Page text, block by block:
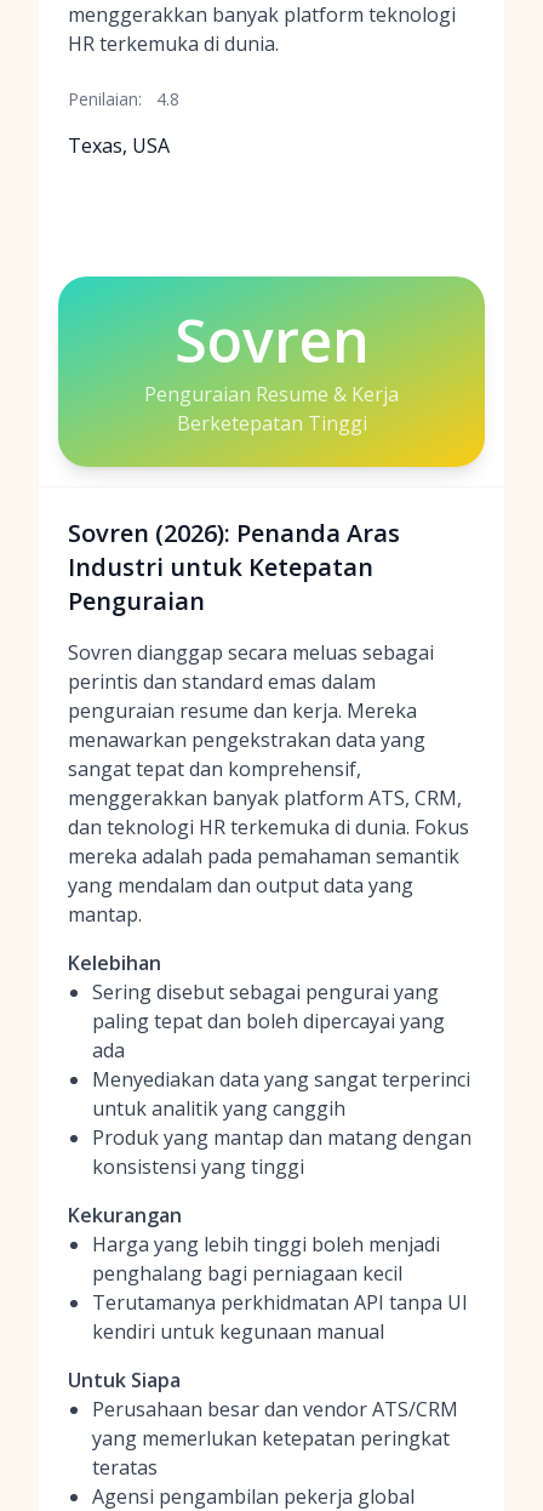
menggerakkan banyak platform teknologi
HR terkemuka di dunia.
Penilaian: 4.8
Texas, USA
Sovren
Penguraian Resume & Kerja
Berketepatan Tinggi
Sovren (2026): Penanda Aras
Industri untuk Ketepatan
Penguraian
Sovren dianggap secara meluas sebagai
perintis dan standard emas dalam
penguraian resume dan kerja. Mereka
menawarkan pengekstrakan data yang
sangat tepat dan komprehensif,
menggerakkan banyak platform ATS, CRM,
dan teknologi HR terkemuka di dunia. Fokus
mereka adalah pada pemahaman semantik
yang mendalam dan output data yang
mantap.
Kelebihan
Sering disebut sebagai pengurai yang
paling tepat dan boleh dipercayai yang
ada
Menyediakan data yang sangat terperinci
untuk analitik yang canggih
Produk yang mantap dan matang dengan
konsistensi yang tinggi
Kekurangan
Harga yang lebih tinggi boleh menjadi
penghalang bagi perniagaan kecil
Terutamanya perkhidmatan API tanpa UI
kendiri untuk kegunaan manual
Untuk Siapa
Perusahaan besar dan vendor ATS/CRM
yang memerlukan ketepatan peringkat
teratas
Agensi pengambilan pekerja global